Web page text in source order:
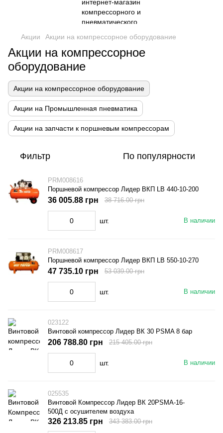
Акции Акции на компрессорное оборудование
Акции на компрессорное
оборудование
Акции на компрессорное оборудование
Акции на Промышленная пневматика
Акции на запчасти к поршневым компрессорам
Фильтр По популярности
PRM008616
Поршневой компрессор Лидер ВКП LB 440-10-200
В наличии
36 005.88 грн 38 716.00 грн
шт.
PRM008617
Поршневой компрессор Лидер ВКП LB 550-10-270
В наличии
47 735.10 грн 53 039.00 грн
шт.
023122
Винтовой компрессор Лидер ВК 30 PSMA 8 бар
В наличии
206 788.80 грн 215 405.00 грн
шт.
025535
Винтовой Компрессор Лидер ВК 20PSMA-16-
500Д с осушителем воздуха
326 213.85 грн 343 383.00 грн